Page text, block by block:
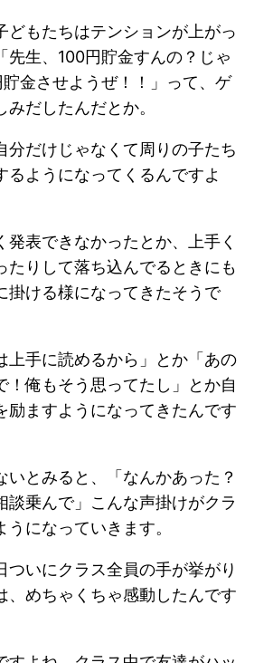
どもたちはテンションが上がっ
先生、100円貯金すんの？じゃ
金させようぜ！！」って、ゲ
だしたんだとか。
分だけじゃなくて周りの子たち
るようになってくるんですよ
発表できなかったとか、上手く
たりして落ち込んでるときにも
掛ける様になってきたそうで
上手に読めるから」とか「あの
！俺もそう思ってたし」とか自
励ますようになってきたんです
いとみると、「なんかあった？
談乗んで」こんな声掛けがクラ
うになっていきます。
ついにクラス全員の手が挙がり
、めちゃくちゃ感動したんです